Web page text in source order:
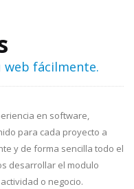
web fácilmente.
en software,
para cada proyecto a
y de forma sencilla todo el
desarrollar el modulo
o negocio.